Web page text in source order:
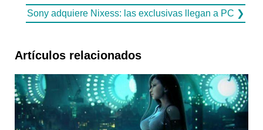
Sony adquiere Nixess: las exclusivas llegan a PC ❯
Artículos relacionados